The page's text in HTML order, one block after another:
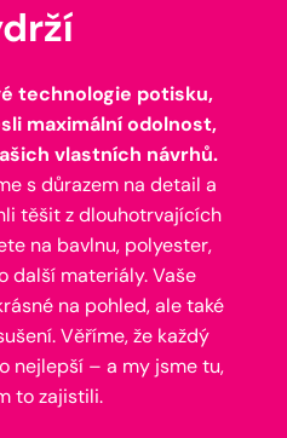
technologie potisku,
maximální odolnost,
vlastních návrhů.
s důrazem na detail a
těšit z dlouhotrvajících
na bavlnu, polyester,
další materiály. Vaše
na pohled, ale také
Věříme, že každý
nejlepší – a my jsme tu,
to zajistili.